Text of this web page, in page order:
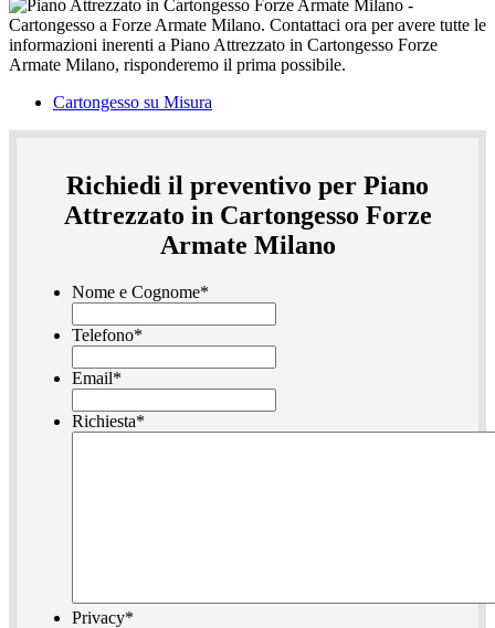
Cartongesso su Misura
Richiedi il preventivo per Piano
Attrezzato in Cartongesso Forze
Armate Milano
Nome e Cognome*
Telefono*
Email*
Richiesta*
Privacy*